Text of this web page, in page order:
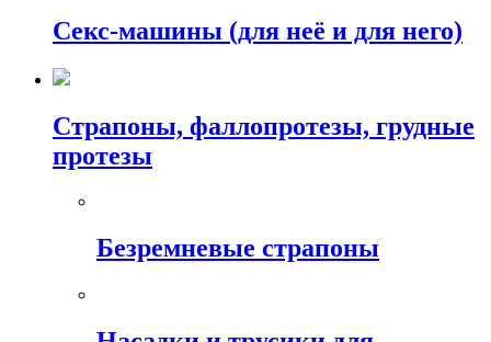
Секс-машины (для неё и для него)
Страпоны, фаллопротезы, грудные
протезы
Безремневые страпоны